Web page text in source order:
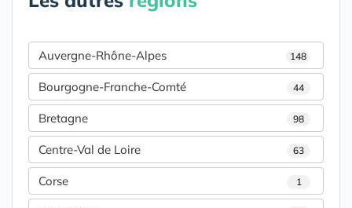
Auvergne-Rhône-Alpes 148
Bourgogne-Franche-Comté 44
Bretagne 98
Centre-Val de Loire 63
Corse 1